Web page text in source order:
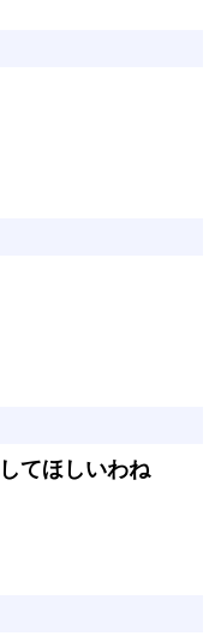
てほしいわね